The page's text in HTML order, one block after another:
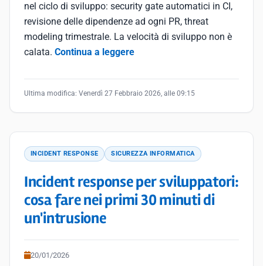
nel ciclo di sviluppo: security gate automatici in CI,
revisione delle dipendenze ad ogni PR, threat
modeling trimestrale. La velocità di sviluppo non è
calata. Continua a leggere
Ultima modifica: Venerdì 27 Febbraio 2026, alle 09:15
INCIDENT RESPONSE SICUREZZA INFORMATICA
Incident response per sviluppatori:
cosa fare nei primi 30 minuti di
un'intrusione
20/01/2026